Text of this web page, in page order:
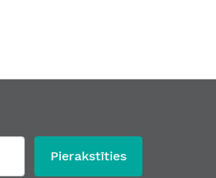
Pierakstīties